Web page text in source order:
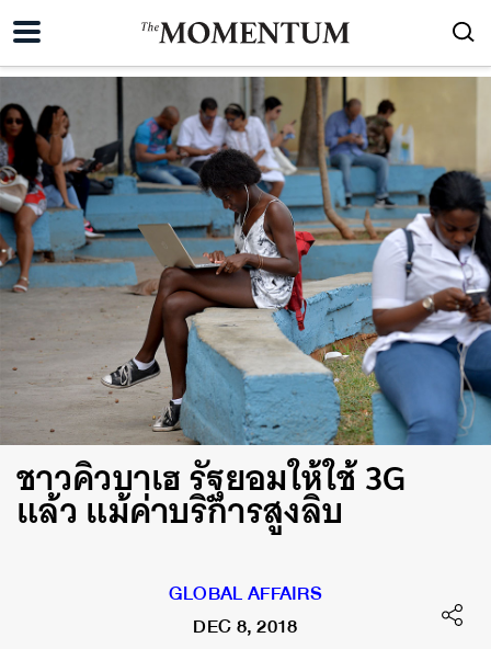
ชาวคิวบาเฮ รัฐยอมให้ใช้ 3G
แล้ว แม้ค่าบริการสูงลิบ
GLOBAL AFFAIRS
DEC 8, 2018